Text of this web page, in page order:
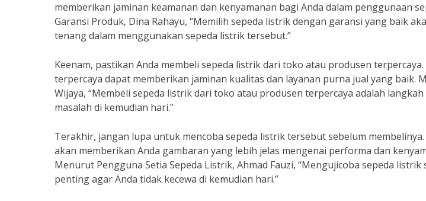
memberikan jaminan keamanan dan kenyamanan bagi Anda dalam penggunaan
Garansi Produk, Dina Rahayu, “Memilih sepeda listrik dengan garansi yang baik
tenang dalam menggunakan sepeda listrik tersebut.”
Keenam, pastikan Anda membeli sepeda listrik dari toko atau produsen
terpercaya dapat memberikan jaminan kualitas dan layanan purna jual yang baik.
Wijaya, “Membeli sepeda listrik dari toko atau produsen terpercaya adalah
masalah di kemudian hari.”
Terakhir, jangan lupa untuk mencoba sepeda listrik tersebut sebelum
akan memberikan Anda gambaran yang lebih jelas mengenai performa dan
Menurut Pengguna Setia Sepeda Listrik, Ahmad Fauzi, “Mengujicoba sepeda
penting agar Anda tidak kecewa di kemudian hari.”